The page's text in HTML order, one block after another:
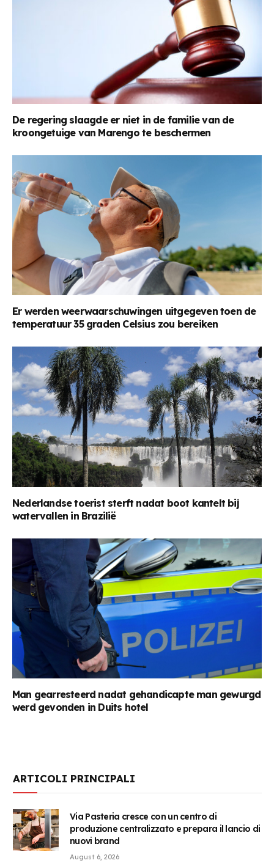
De regering slaagde er niet in de familie van de
kroongetuige van Marengo te beschermen
Er werden weerwaarschuwingen uitgegeven toen de
temperatuur 35 graden Celsius zou bereiken
Nederlandse toerist sterft nadat boot kantelt bij
watervallen in Brazilië
Man gearresteerd nadat gehandicapte man gewurgd
werd gevonden in Duits hotel
ARTICOLI PRINCIPALI
Via Pasteria cresce con un centro di
produzione centralizzato e prepara il lancio di
nuovi brand
August 6, 2026